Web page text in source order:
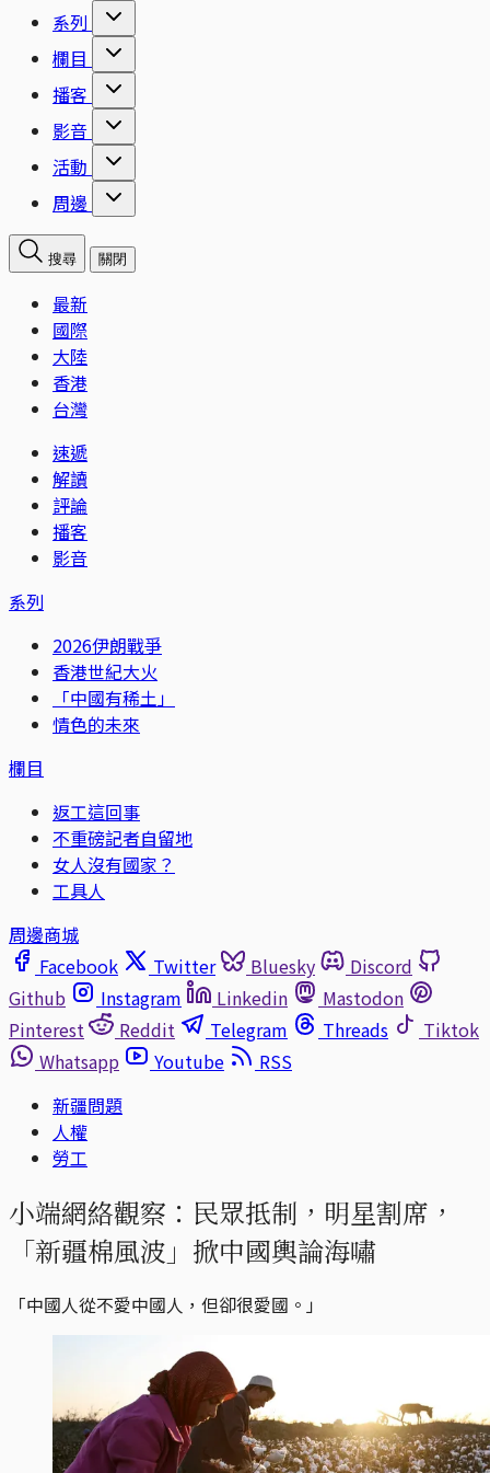
系列
欄目
播客
影音
活動
周邊
搜尋 關閉
最新
國際
大陸
香港
台灣
速遞
解讀
評論
播客
影音
系列
2026伊朗戰爭
香港世紀大火
「中國有稀土」
情色的未來
欄目
返工這回事
不重磅記者自留地
女人沒有國家？
工具人
周邊商城
Facebook
Twitter Bluesky
Discord
Github
Instagram Linkedin
Mastodon
Pinterest
Reddit Telegram Threads
Tiktok
Whatsapp
Youtube
RSS
新疆問題
人權
勞工
小端網絡觀察：民眾抵制，明星割席，
「新疆棉風波」掀中國輿論海嘯
「中國人從不愛中國人，但卻很愛國。」